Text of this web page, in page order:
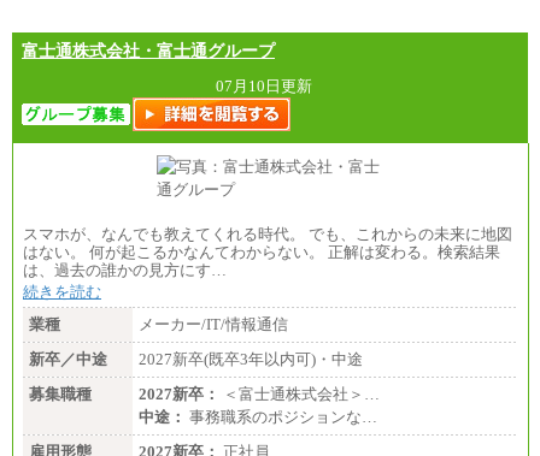
中途：
【全職種共通】
〔正社員〕
月給212,900円～330,000円
※実務経験に応じてご相談させていただきます（上
記金額を超える可能性あり）
※職種8）を除き、正社員の場合勤務地は本社のみと
なります
※交通費：月5万円まで
札幌 ：時給1,100円～1,450円
東京 ：時給1,226円～1,400円
横浜 ：時給1,225円～
川口 ：時給1,150円～
佐世保：時給1,035円～
沖縄 ：時給1,025円～1,350円
※給与は実務経験・職種・配属部署によって異なり
※交通費：月5万円まで
富士通株式会社・富士通グループ
07月10日更新
スマホが、なんでも教えてくれる時代。 でも、これからの未来に地図
はない。 何が起こるかなんてわからない。 正解は変わる。検索結果
は、過去の誰かの見方にす…
続きを読む
業種
メーカー/IT/情報通信
新卒／中途
2027新卒(既卒3年以内可)・中途
募集職種
2027新卒：
＜富士通株式会社＞…
中途： 事務職系のポジションな…
雇用形態
2027新卒： 正社員